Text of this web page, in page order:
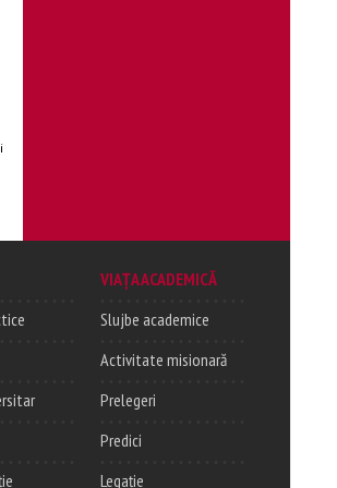
VIAȚA ACADEMICĂ
Slujbe academice
Activitate misionară
Prelegeri
Predici
Legație